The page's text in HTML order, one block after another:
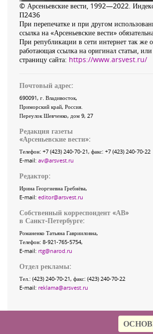
© Арсеньевские вести, 1992—2022.
П2436
При перепечатке и при другом
ссылка на «Арсеньевские вести»
При републикации в сети интернет так же
работающая ссылка на оригинал статьи,
страницу сайта: https://www.arsvest.ru/
Почтовый адрес:
690091, г. Владивосток,
Приморский край, Россия
Переулок Шевченко, дом 9, 27
Редакция газеты
«Арсеньевские вести»:
Телефон: +7 (423) 240-70-21, факс: +7 (423) 240-70-22
E-mail: av@arsvest.ru
Редактор:
Ирина Георгиевна Гребнёва,
E-mail: editor@arsvest.ru
Собственный корреспондент «АВ»
в Санкт-Петербурге:
Романенко Татьяна Гаврииловна,
Телефон: 8-921-765-5754,
E-mail: rtg@narod.ru
Отдел рекламы:
Тел.: (423) 240-70-21, факс: (423) 240-70-22
E-mail: reklama@arsvest.ru